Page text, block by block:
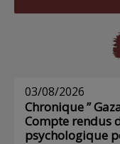
03/08/2026
Chronique ”
Compte rendus
psychologique